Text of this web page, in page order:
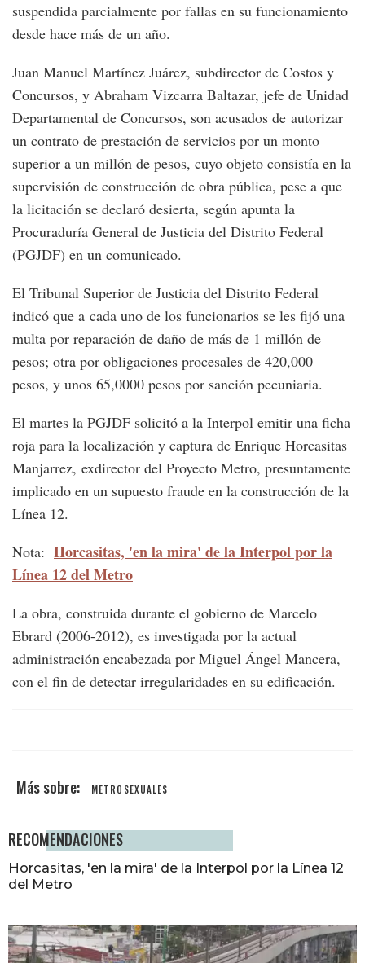
suspendida parcialmente por fallas en su funcionamiento
desde hace más de un año.
Juan Manuel Martínez Juárez, subdirector de Costos y
Concursos, y Abraham Vizcarra Baltazar, jefe de Unidad
Departamental de Concursos, son acusados de autorizar
un contrato de prestación de servicios por un monto
superior a un millón de pesos, cuyo objeto consistía en la
supervisión de construcción de obra pública, pese a que
la licitación se declaró desierta, según apunta la
Procuraduría General de Justicia del Distrito Federal
(PGJDF) en un comunicado.
El Tribunal Superior de Justicia del Distrito Federal
indicó que a cada uno de los funcionarios se les fijó una
multa por reparación de daño de más de 1 millón de
pesos; otra por obligaciones procesales de 420,000
pesos, y unos 65,0000 pesos por sanción pecuniaria.
El martes la PGJDF solicitó a la Interpol emitir una ficha
roja para la localización y captura de Enrique Horcasitas
Manjarrez, exdirector del Proyecto Metro, presuntamente
implicado en un supuesto fraude en la construcción de la
Línea 12.
Nota: Horcasitas, 'en la mira' de la Interpol por la
Línea 12 del Metro
La obra, construida durante el gobierno de Marcelo
Ebrard (2006-2012), es investigada por la actual
administración encabezada por Miguel Ángel Mancera,
con el fin de detectar irregularidades en su edificación.
METROSEXUALES
RECOMENDACIONES
Horcasitas, 'en la mira' de la Interpol por la Línea 12
del Metro